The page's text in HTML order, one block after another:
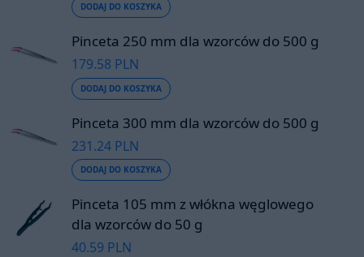
DODAJ DO KOSZYKA
Pinceta 250 mm dla wzorców do 500 g
179.58 PLN
DODAJ DO KOSZYKA
Pinceta 300 mm dla wzorców do 500 g
231.24 PLN
DODAJ DO KOSZYKA
Pinceta 105 mm z włókna węglowego
dla wzorców do 50 g
40.59 PLN